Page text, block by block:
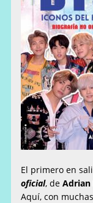
El primero en
oficial, deAdrian
Aquí, con